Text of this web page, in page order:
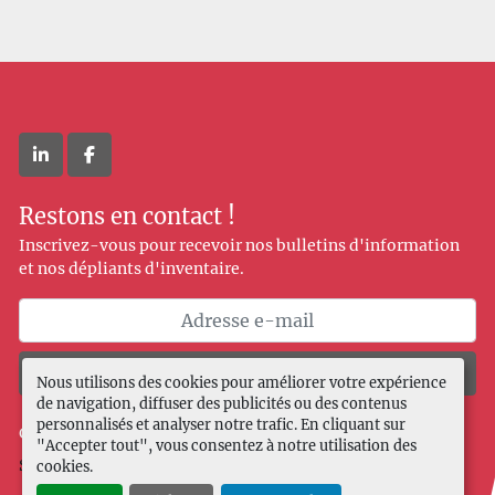
Nous utilisons des cookies pour améliorer votre expérience
de navigation, diffuser des publicités ou des contenus
personnalisés et analyser notre trafic. En cliquant sur
"Accepter tout", vous consentez à notre utilisation des
cookies.
linkedinfacebook
Restons en contact !
Inscrivez-vous pour recevoir nos bulletins d'information
et nos dépliants d'inventaire.
Souscrire
Gérez les cookies
Site webMachinio System